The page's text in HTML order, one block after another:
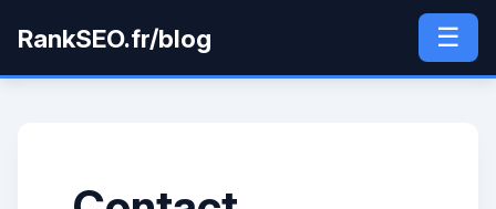
RankSEO.fr/blog ☰